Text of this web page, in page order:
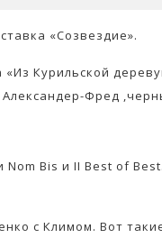
«Созвездие».
Курильской
Фред
Nom Bis и II Best of Best.
с Климом. Вот